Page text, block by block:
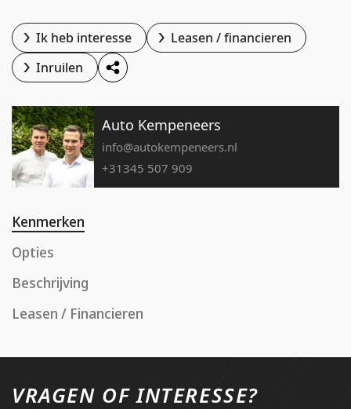
Ik heb interesse
Leasen / financieren
Inruilen
Auto Kempeneers
info@autokempeneers.nl
+31345 507 909
Kenmerken
Opties
Beschrijving
Leasen / Financieren
VRAGEN OF INTERESSE?